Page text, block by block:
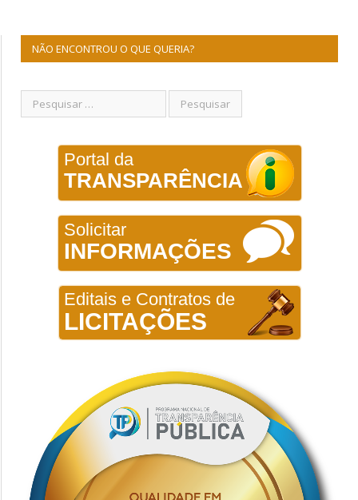
NÃO ENCONTROU O QUE QUERIA?
Portal da
TRANSPARÊNCIA
Solicitar
INFORMAÇÕES
Editais e Contratos de
LICITAÇÕES